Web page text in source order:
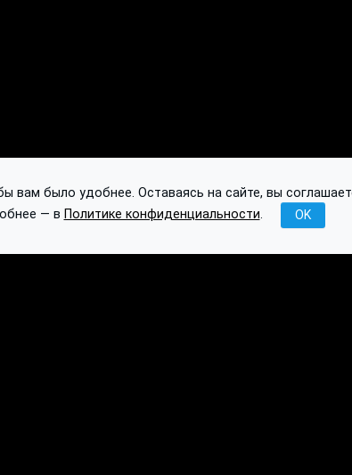
вам было удобнее. Оставаясь на сайте, вы
— в Политике конфиденциальности. OK